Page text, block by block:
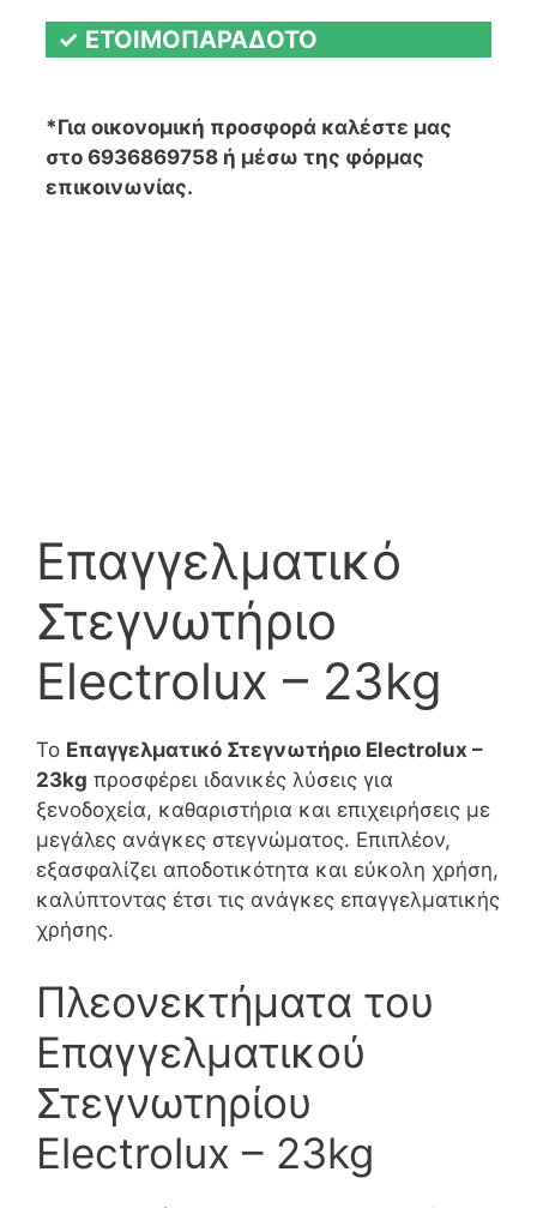
✓ ΕΤΟΙΜΟΠΑΡΑΔΟΤΟ
*Για οικονομική προσφορά καλέστε μας
στο 6936869758 ή μέσω της φόρμας
επικοινωνίας.
Επαγγελματικό
Στεγνωτήριο
Electrolux – 23kg
Το Επαγγελματικό Στεγνωτήριο Electrolux –
23kg προσφέρει ιδανικές λύσεις για
ξενοδοχεία, καθαριστήρια και επιχειρήσεις με
μεγάλες ανάγκες στεγνώματος. Επιπλέον,
εξασφαλίζει αποδοτικότητα και εύκολη χρήση,
καλύπτοντας έτσι τις ανάγκες επαγγελματικής
χρήσης.
Πλεονεκτήματα του
Επαγγελματικού
Στεγνωτηρίου
Electrolux – 23kg